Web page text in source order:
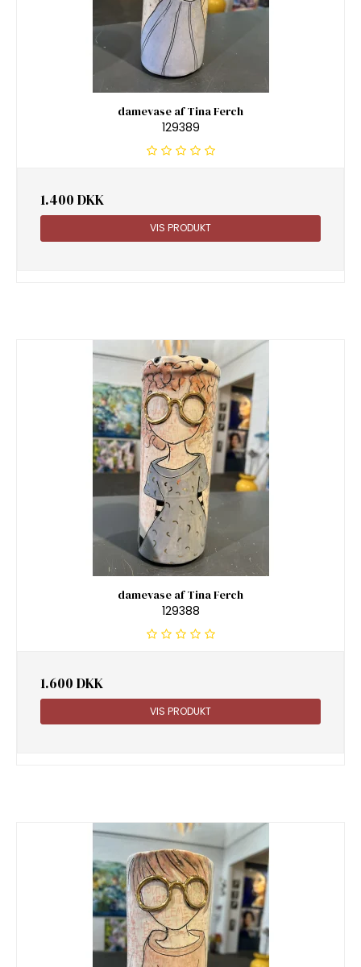
damevase af Tina Ferch
129389
1.400 DKK
VIS PRODUKT
damevase af Tina Ferch
129388
1.600 DKK
VIS PRODUKT